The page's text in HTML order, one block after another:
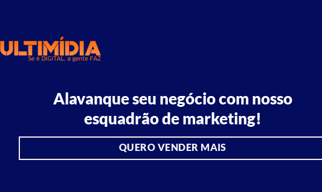
Alavanque seu negócio com nosso
esquadrão de marketing!
QUERO VENDER MAIS